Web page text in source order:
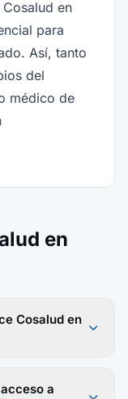
en
para
Así, tanto
del
médico de
en
Cosalud en
a